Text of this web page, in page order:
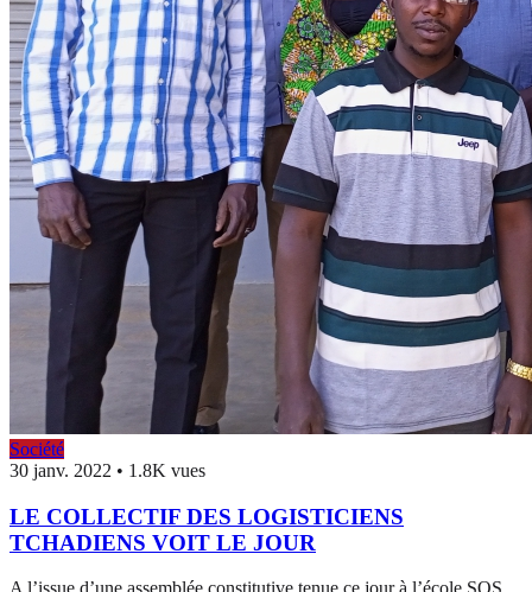
Société
30 janv. 2022 • 1.8K vues
LE COLLECTIF DES LOGISTICIENS
TCHADIENS VOIT LE JOUR